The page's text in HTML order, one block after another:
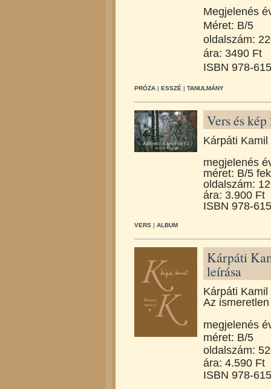
Megjelenés
Méret: B/5
oldalszám:
ára: 3490 Ft
ISBN 978-
PRÓZA | ESSZÉ | TANULMÁNY
Vers és kép
Kárpáti Kamil
megjelenés
méret: B/5
oldalszám:
ára: 3.900 Ft
ISBN 978-
VERS | ALBUM
Kárpáti
leírása
Kárpáti Kamil
Az
megjelenés
méret: B/5
oldalszám:
ára: 4.590 Ft
ISBN 978-